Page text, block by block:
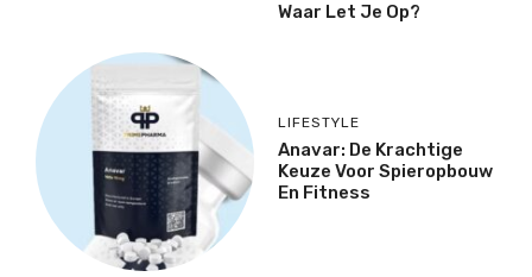
Waar Let Je Op?
LIFESTYLE
Anavar: De Krachtige
Keuze Voor Spieropbouw
En Fitness